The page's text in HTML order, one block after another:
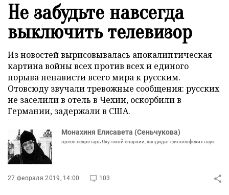
Не забудьте навсегда
выключить телевизор
Из новостей вырисовывалась апокалиптическая
картина войны всех против всех и единого
порыва ненависти всего мира к русским.
Отовсюду звучали тревожные сообщения: русских
не заселили в отель в Чехии, оскорбили в
Германии, задержали в США.
Монахиня Елисавета (Сеньчукова)
пресс-секретарь Якутской епархии, кандидат философских наук
27 февраля 2019, 14:00 103